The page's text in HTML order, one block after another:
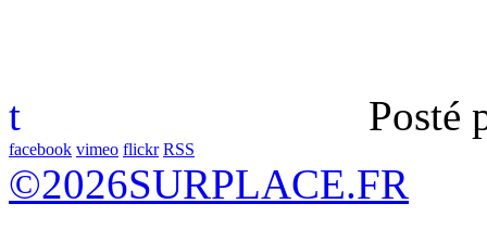
t Posté
facebook vimeo flickr RSS
©2026SURPLACE.FR